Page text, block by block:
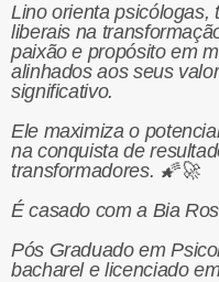
Lino orienta psicólogas,
liberais na
paixão e propósito em
alinhados aos seus
significativo.
Ele maximiza o
na conquista de
transformadores. 🌠🚀
É casado com a Bia
Pós Graduado em
bacharel e licenciado